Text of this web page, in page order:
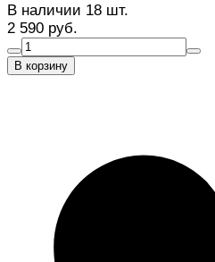
В наличии 18 шт.
2 590 руб.
В корзину